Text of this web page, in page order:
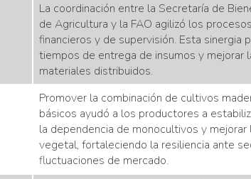
La coordinación entre la Secretaría de
de Agricultura y la FAO agilizó los
financieros y de supervisión. Esta sinergia
tiempos de entrega de insumos y mejorar
materiales distribuidos.
Promover la combinación de cultivos
básicos ayudó a los productores a
la dependencia de monocultivos y mejorar
vegetal, fortaleciendo la resiliencia ante
fluctuaciones de mercado.